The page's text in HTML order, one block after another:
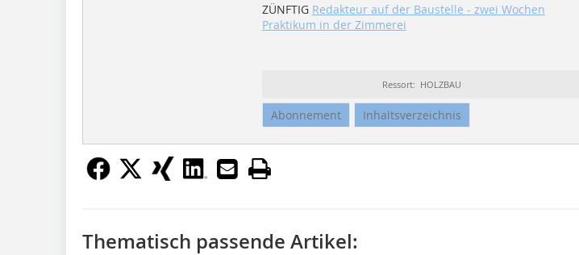
ZÜNFTIG Redakteur auf der Baustelle - zwei Wochen
Praktikum in der Zimmerei
Ressort: HOLZBAU
Abonnement Inhaltsverzeichnis
Thematisch passende Artikel: